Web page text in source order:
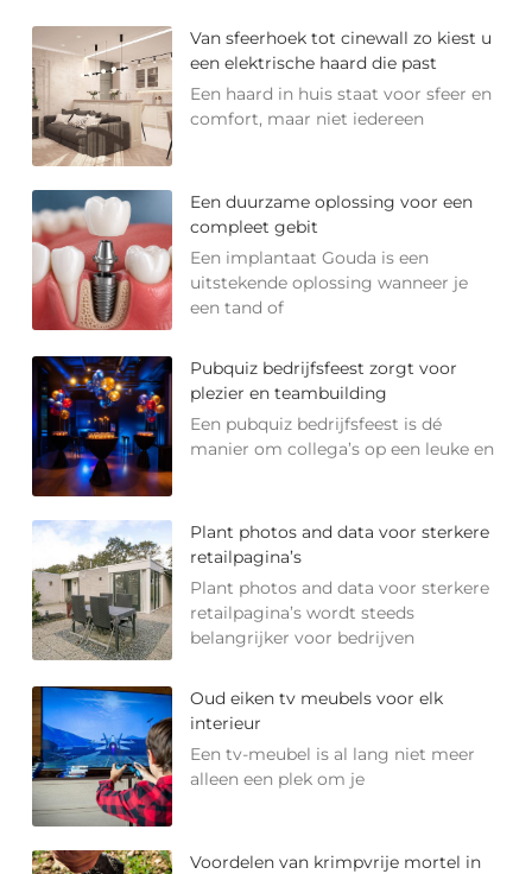
Van sfeerhoek tot cinewall zo kiest u
een elektrische haard die past
Een haard in huis staat voor sfeer en
comfort, maar niet iedereen
Een duurzame oplossing voor een
compleet gebit
Een implantaat Gouda is een
uitstekende oplossing wanneer je
een tand of
Pubquiz bedrijfsfeest zorgt voor
plezier en teambuilding
Een pubquiz bedrijfsfeest is dé
manier om collega’s op een leuke en
Plant photos and data voor sterkere
retailpagina’s
Plant photos and data voor sterkere
retailpagina’s wordt steeds
belangrijker voor bedrijven
Oud eiken tv meubels voor elk
interieur
Een tv-meubel is al lang niet meer
alleen een plek om je
Voordelen van krimpvrije mortel in